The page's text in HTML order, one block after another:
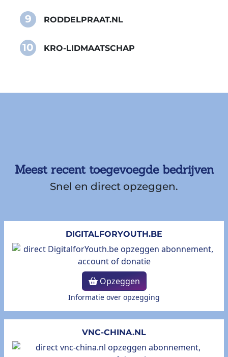
9 RODDELPRAAT.NL
10 KRO-LIDMAATSCHAP
Meest recent toegevoegde bedrijven
Snel en direct opzeggen.
DIGITALFORYOUTH.BE
Opzeggen
Informatie over opzegging
VNC-CHINA.NL